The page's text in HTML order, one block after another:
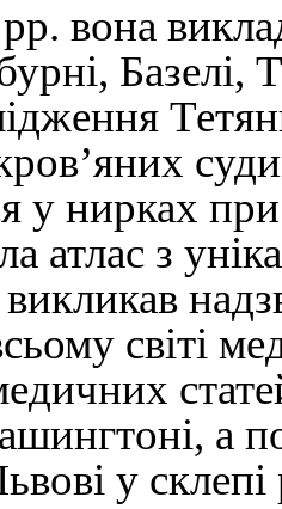
вона
Базелі,
у нирках
атлас з
світі
а
у